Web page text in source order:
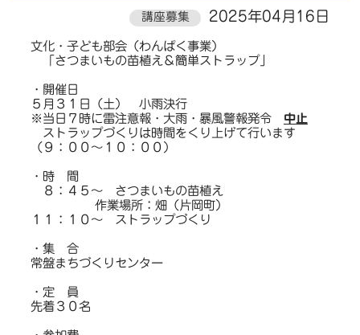
講座募集 2025年04月16日
文化・子ども部会（わんぱく事業）
「さつまいもの苗植え＆簡単ストラップ」
・開催日
５月３１日（土） 小雨決行
※当日７時に雷注意報・大雨・暴風警報発令 中止
ストラップづくりは時間をくり上げて行います
（９：００～１０：００）
・時 間
８：４５～ さつまいもの苗植え
作業場所：畑（片岡町）
１１：１０～ ストラップづくり
・集 合
常盤まちづくりセンター
・定 員
先着３０名